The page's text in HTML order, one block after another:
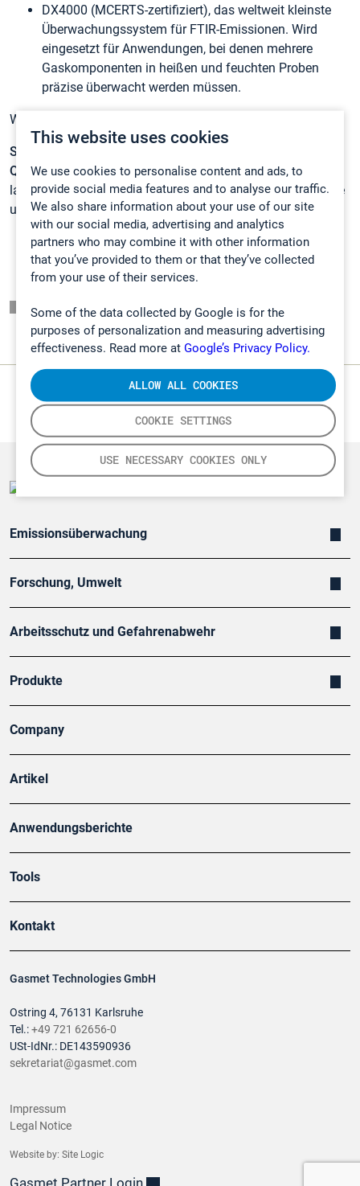
This website uses cookies
We use cookies to personalise content and ads, to
provide social media features and to analyse our traffic.
We also share information about your use of our site
with our social media, advertising and analytics
partners who may combine it with other information
that you’ve provided to them or that they’ve collected
from your use of their services.
Some of the data collected by Google is for the
purposes of personalization and measuring advertising
effectiveness. Read more at Google’s Privacy Policy.
COOKIE SETTINGS
USE NECESSARY COOKIES ONLY
ALLOW ALL COOKIES
DX4000 (MCERTS-zertifiziert), das weltweit kleinste
Überwachungssystem für FTIR-Emissionen. Wird
eingesetzt für Anwendungen, bei denen mehrere
Gaskomponenten in heißen und feuchten Proben
präzise überwacht werden müssen.
Wir sehen uns auf der Achema!
Sie sind an kontinuierlichen
Quecksilberüberwachungslösungen interessiert? Dann
laden Sie unser aktuelles Whitepaper zur CVAF-Technologie
und Quecksilberemissionen herunter.
Listing page
Gasmet Technologies GmbH
Ostring 4, 76131 Karlsruhe
Tel.:+49 721 62656-0
USt-IdNr.: DE143590936
sekretariat@gasmet.com
Emissionsüberwachung
Forschung, Umwelt
Arbeitsschutz und Gefahrenabwehr
Produkte
Company
Artikel
Anwendungsberichte
Tools
Kontakt
Impressum
Legal Notice
Website by: Site Logic